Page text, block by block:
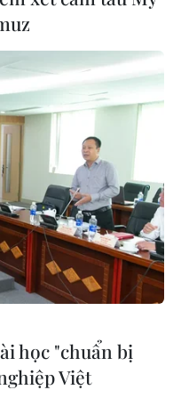
học "chuẩn bị
Việt